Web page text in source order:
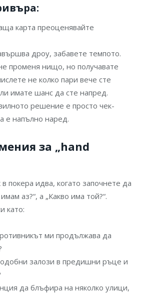
карта преоценявайте
дроу, забавете темпото.
променя нищо, но получавате
не колко пари вече сте
имате шанс да сте напред.
решение е просто чек-
е напълно наред.
за „hand
покера идва, когато започнете да
аз?“, а „Какво има той?“.
като:
ми продължава да
залози в предишни ръце и
да блъфира на няколко улици,